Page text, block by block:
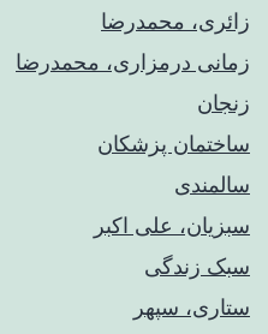
زائری، محمدرضا
زمانی درمزاری، محمدرضا
زنجان
ساختمان پزشکان
سالمندی
سبزیان، علی اکبر
سبک زندگی
ستاری، سپهر